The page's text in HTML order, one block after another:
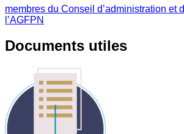
membres du Conseil d’administration et
l’AGFPN
Documents utiles